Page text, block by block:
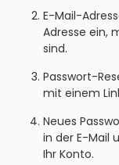
E-Mail-
Adresse ein,
sind.
Passwort-
mit einem
Neues
in der E-Mail
Ihr Konto.